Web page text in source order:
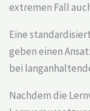
extremen Fall
Eine
geben einen
bei
Nachdem die